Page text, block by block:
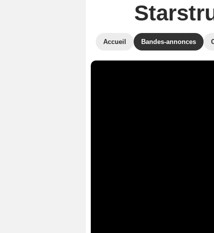
Accueil Bandes-annonces